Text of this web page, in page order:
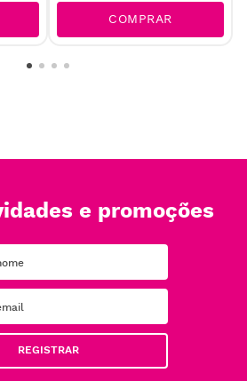
COMPRAR
e promoções
REGISTRAR